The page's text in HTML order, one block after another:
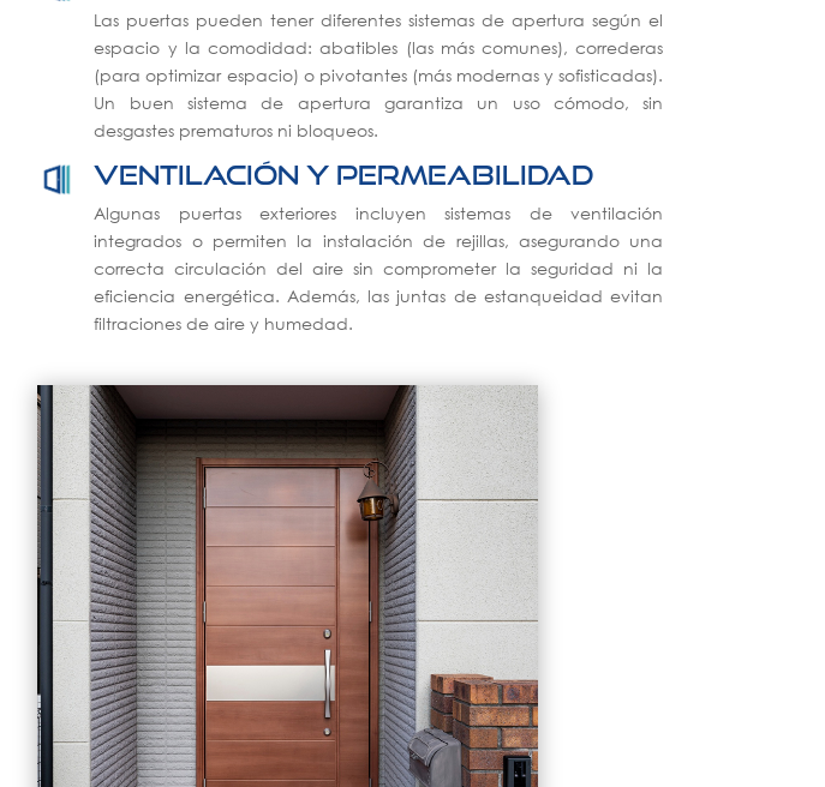
Las puertas pueden tener diferentes sistemas de apertura según el
espacio y la comodidad: abatibles (las más comunes), correderas
(para optimizar espacio) o pivotantes (más modernas y sofisticadas).
Un buen sistema de apertura garantiza un uso cómodo, sin
desgastes prematuros ni bloqueos.
Ventilación y permeabilidad
Algunas puertas exteriores incluyen sistemas de ventilación
integrados o permiten la instalación de rejillas, asegurando una
correcta circulación del aire sin comprometer la seguridad ni la
eficiencia energética. Además, las juntas de estanqueidad evitan
filtraciones de aire y humedad.